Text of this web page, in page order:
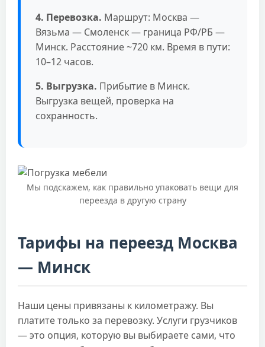
4. Перевозка. Маршрут: Москва —
Вязьма — Смоленск — граница РФ/РБ —
Минск. Расстояние ~720 км. Время в пути:
10–12 часов.
5. Выгрузка. Прибытие в Минск.
Выгрузка вещей, проверка на
сохранность.
Мы подскажем, как правильно упаковать вещи для
переезда в другую страну
Тарифы на переезд Москва
— Минск
Наши цены привязаны к километражу. Вы
платите только за перевозку. Услуги грузчиков
— это опция, которую вы выбираете сами, что